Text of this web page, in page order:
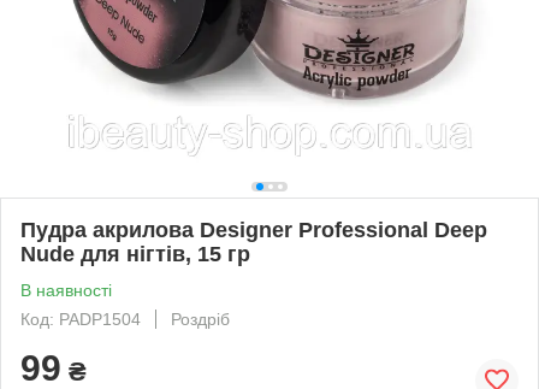
Пудра акрилова Designer Professional Deep
Nude для нігтів, 15 гр
В наявності
Код: PADP1504
Роздріб
99 ₴